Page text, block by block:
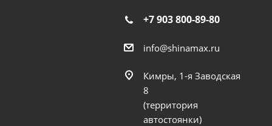
+7 903 800-89-80
info@shinamax.ru
Кимры, 1-я Заводская
8
(территория
автостоянки)